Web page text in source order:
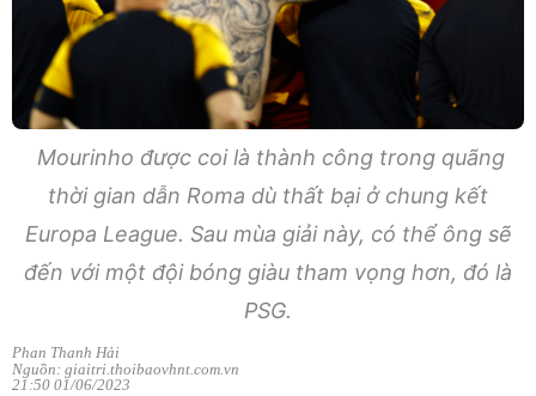
Mourinho được coi là thành công trong quãng
thời gian dẫn Roma dù thất bại ở chung kết
Europa League. Sau mùa giải này, có thể ông sẽ
đến với một đội bóng giàu tham vọng hơn, đó là
PSG.
Phan Thanh Hải
Nguồn: giaitri.thoibaovhnt.com.vn
21:50 01/06/2023